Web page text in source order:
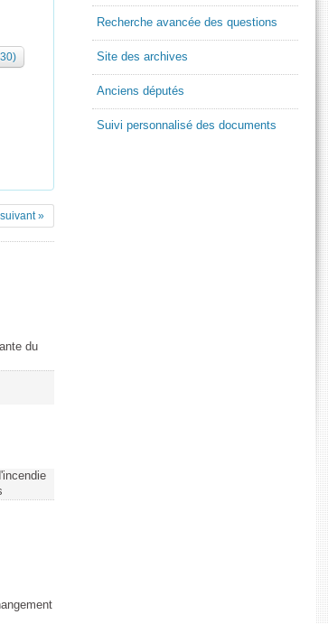
suivant »
du
Recherche avancée des questions
Site des archives
Anciens députés
Suivi personnalisé des documents